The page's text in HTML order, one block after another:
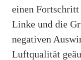
einen
Linke und die
negativen
Luftqualität